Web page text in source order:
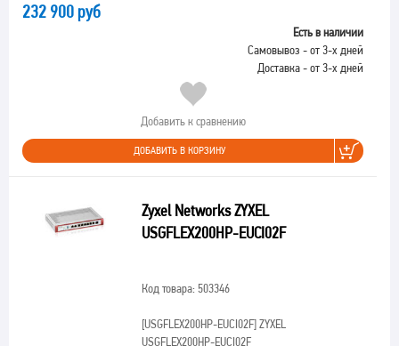
232 900 руб
Есть в наличии
Самовывоз - от 3-х дней
Доставка - от 3-х дней
Добавить к сравнению
ДОБАВИТЬ В КОРЗИНУ
Zyxel Networks ZYXEL
USGFLEX200HP-EUCI02F
Код товара: 503346
[USGFLEX200HP-EUCI02F]ZYXEL
USGFLEX200HP-EUCI02F